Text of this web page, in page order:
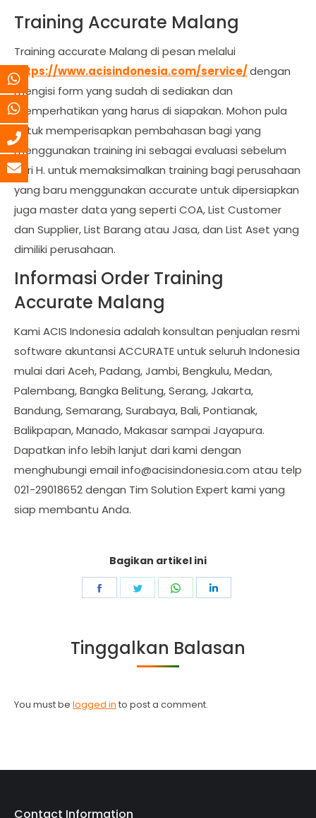
Training Accurate Malang
Training accurate Malang di pesan melalui
https://www.acisindonesia.com/service/dengan
mengisi form yang sudah di sediakan dan
memperhatikan yang harus di siapakan. Mohon pula
untuk memperisapkan pembahasan bagi yang
menggunakan training ini sebagai evaluasi sebelum
hari H. untuk memaksimalkan training bagi perusahaan
yang baru menggunakan accurate untuk dipersiapkan
juga master data yang seperti COA, List Customer
dan Supplier, List Barang atau Jasa, dan List Aset yang
dimiliki perusahaan.
Informasi Order Training
Accurate Malang
Kami ACIS Indonesia adalah konsultan penjualan resmi
software akuntansi ACCURATE untuk seluruh Indonesia
mulai dari Aceh, Padang, Jambi, Bengkulu, Medan,
Palembang, Bangka Belitung, Serang, Jakarta,
Bandung, Semarang, Surabaya, Bali, Pontianak,
Balikpapan, Manado, Makasar sampai Jayapura.
Dapatkan info lebih lanjut dari kami dengan
menghubungi email info@acisindonesia.com atau telp
021-29018652 dengan Tim Solution Expert kami yang
siap membantu Anda.
Bagikan artikel ini
Share
Share
Share
Tinggalkan Balasan
You must be logged in to post a comment.
Contact Information